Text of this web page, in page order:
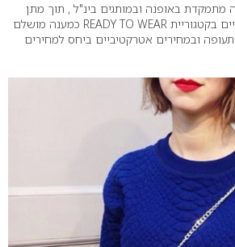
באופנה ובמותגים בינ"ל , תוך מתן
תשומת לב לפריטים ייחודיים בקטגוריית READY TO WEAR כמענה מושלם
ובמחירים אטרקטיביים ביחס למחירים